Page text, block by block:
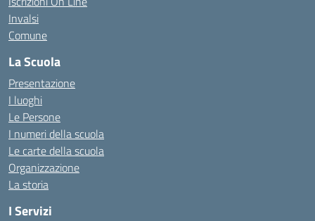
Invalsi
Comune
La Scuola
Presentazione
I luoghi
Le Persone
I numeri della scuola
Le carte della scuola
Organizzazione
La storia
I Servizi